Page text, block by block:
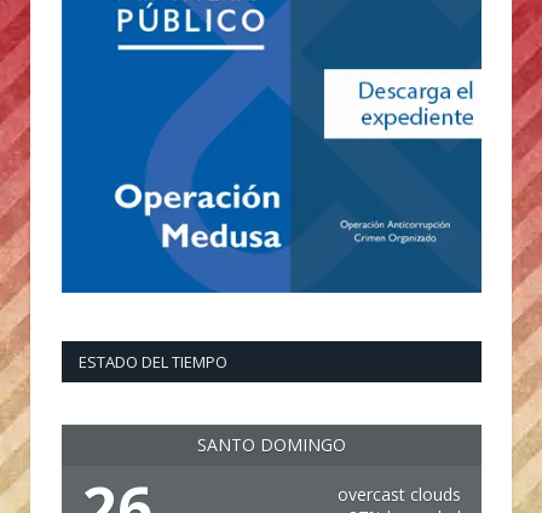
ESTADO DEL TIEMPO
SANTO DOMINGO
overcast clouds